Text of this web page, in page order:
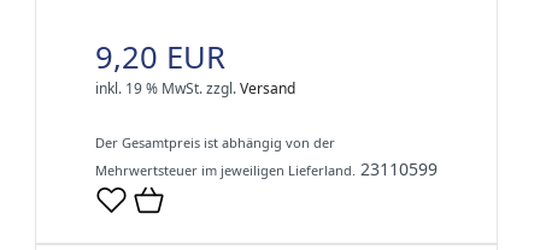
9,20 EUR
inkl. 19 % MwSt.zzgl.Versand
Der Gesamtpreis ist abhängig von der
Mehrwertsteuer im jeweiligen Lieferland. 23110599